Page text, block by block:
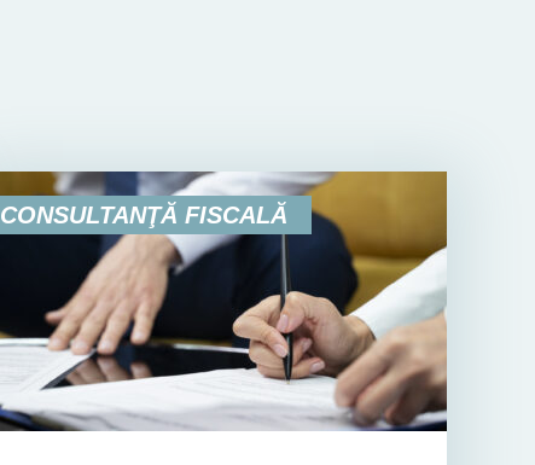
CONSULTANŢĂ FISCALĂ